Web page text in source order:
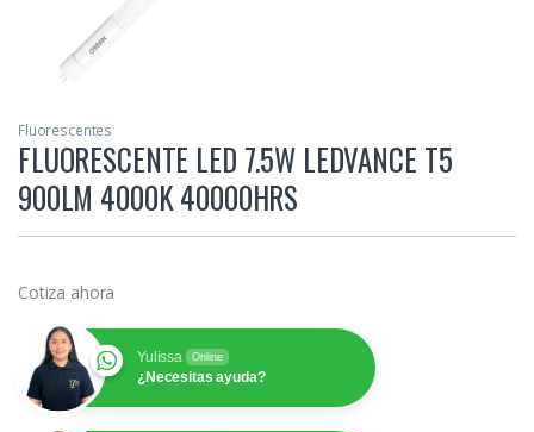
Fluorescentes
FLUORESCENTE LED 7.5W LEDVANCE T5
900LM 4000K 40000HRS
Cotiza ahora
Yulissa Online
¿Necesitas ayuda?